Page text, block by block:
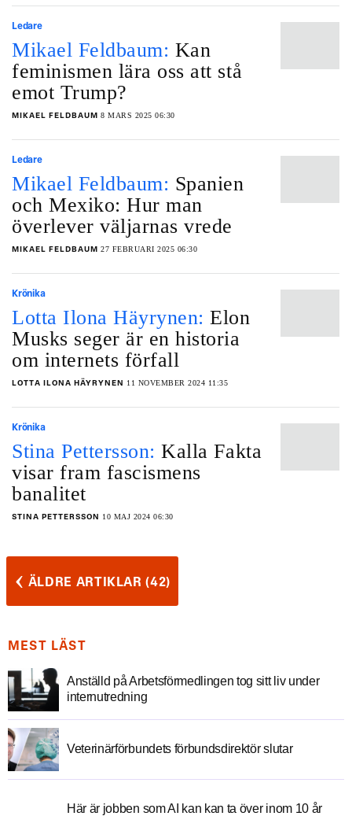
Ledare
Mikael Feldbaum: Kan
feminismen lära oss att stå
emot Trump?
MIKAEL FELDBAUM 8 MARS 2025 06:30
Ledare
Mikael Feldbaum: Spanien
och Mexiko: Hur man
överlever väljarnas vrede
MIKAEL FELDBAUM 27 FEBRUARI 2025 06:30
Krönika
Lotta Ilona Häyrynen: Elon
Musks seger är en historia
om internets förfall
LOTTA ILONA HÄYRYNEN 11 NOVEMBER 2024 11:35
Krönika
Stina Pettersson: Kalla Fakta
visar fram fascismens
banalitet
STINA PETTERSSON 10 MAJ 2024 06:30
‹ ÄLDRE ARTIKLAR (42)
MEST LÄST
Anställd på Arbetsförmedlingen tog sitt liv under
internutredning
Veterinärförbundets förbundsdirektör slutar
Här är jobben som AI kan kan ta över inom 10 år